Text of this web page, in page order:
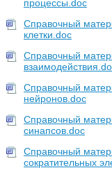
процессы.doc
Справочный
клетки.doc
Справочный
Справочный
нейронов.doc
Справочный
синапсов.doc
Справочный
сократительных